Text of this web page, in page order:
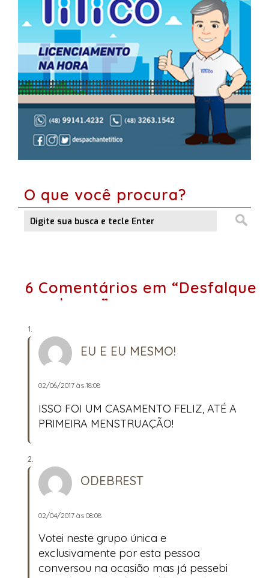
O que você procura?
6 Comentários em “Desfalque
no elenco”
EU E EU MESMO!
02/06/2017 às 18:08
ISSO FOI UM CASAMENTO FELIZ, ATÉ A
PRIMEIRA MENSTRUAÇÃO!
ODEBREST
02/04/2017 às 08:08
Votei neste grupo única e
exclusivamente por esta pessoa
conversou na ocasião mas já pessebi